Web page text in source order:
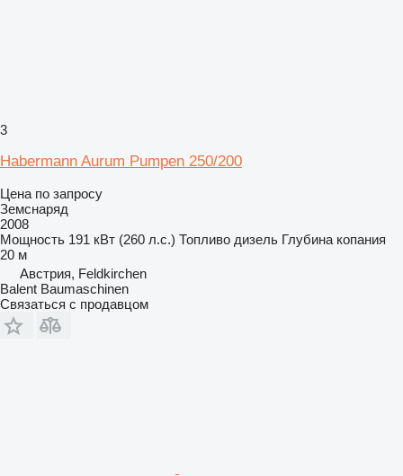
3
Habermann Aurum Pumpen 250/200
Цена по запросу
Земснаряд
2008
Мощность 191 кВт (260 л.с.) Топливо дизель Глубина копания
20 м
Австрия, Feldkirchen
Balent Baumaschinen
Связаться с продавцом